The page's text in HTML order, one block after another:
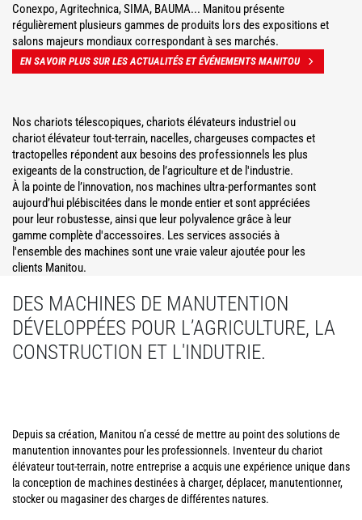
Conexpo, Agritechnica, SIMA, BAUMA... Manitou présente
régulièrement plusieurs gammes de produits lors des expositions et
salons majeurs mondiaux correspondant à ses marchés.
EN SAVOIR PLUS SUR LES ACTUALITÉS ET ÉVÉNEMENTS MANITOU
Nos chariots télescopiques, chariots élévateurs industriel ou
chariot élévateur tout-terrain, nacelles, chargeuses compactes et
tractopelles répondent aux besoins des professionnels les plus
exigeants de la construction, de l’agriculture et de l'industrie.
À la pointe de l’innovation, nos machines ultra-performantes sont
aujourd’hui plébiscitées dans le monde entier et sont appréciées
pour leur robustesse, ainsi que leur polyvalence grâce à leur
gamme complète d'accessoires. Les services associés à
l'ensemble des machines sont une vraie valeur ajoutée pour les
clients Manitou.
DES MACHINES DE MANUTENTION
DÉVELOPPÉES POUR L’AGRICULTURE, LA
CONSTRUCTION ET L'INDUTRIE.
Depuis sa création, Manitou n’a cessé de mettre au point des solutions de
manutention innovantes pour les professionnels. Inventeur du chariot
élévateur tout-terrain, notre entreprise a acquis une expérience unique dans
la conception de machines destinées à charger, déplacer, manutentionner,
stocker ou magasiner des charges de différentes natures.